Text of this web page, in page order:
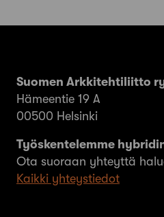
Suomen Arkkitehtiliitto
Hämeentie 19 A
00500 Helsinki
Työskentelemme
Ota suoraan yhteyttä
Kaikki yhteystiedot